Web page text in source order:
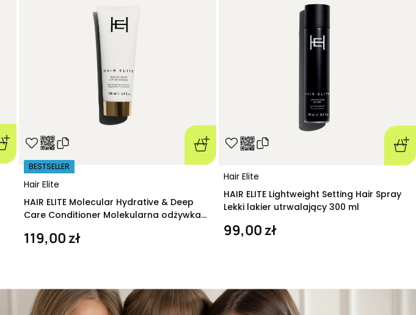
Hair Elite
BESTSELLER
HAIR ELITE Molecular Hydrative & Deep
Care Conditioner Molekularna odżywka
119,00 zł
Hair Elite
HAIR ELITE Lightweight Setting Hair Spray
Lekki lakier utrwalający 300 ml
99,00 zł